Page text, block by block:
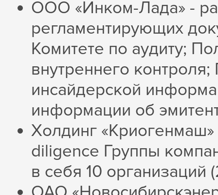
ООО «Инком-Лада» -
регламентирующих
Комитете по аудиту;
внутреннего
инсайдерской
информации об
Холдинг
diligence Группы
в себя 10 организаций